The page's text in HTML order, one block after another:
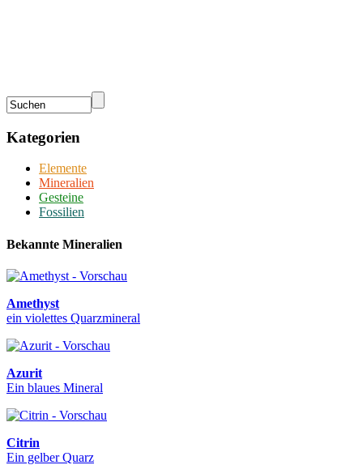
Kategorien
Elemente
Mineralien
Gesteine
Fossilien
Bekannte Mineralien
Amethyst
ein violettes Quarzmineral
Azurit
Ein blaues Mineral
Citrin
Ein gelber Quarz